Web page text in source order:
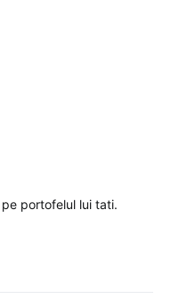
portofelul lui tati.